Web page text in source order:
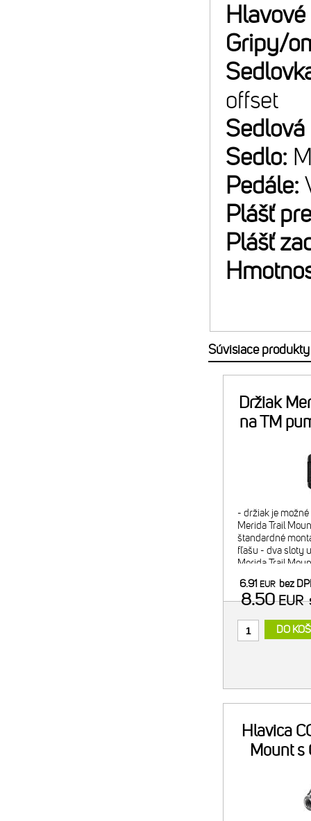
Gripy/
offset
Sedlo:
Pedále:
Plášť
Plášť
Súvisiace produkty
Držiak
na TM
- držiak je
Merida Trail
štandardné
fľašu - dva sloty
Merida Trail
minipumpy) -
6.91 EUR bez
8.50EUR
DO
Hlavica
Mount s